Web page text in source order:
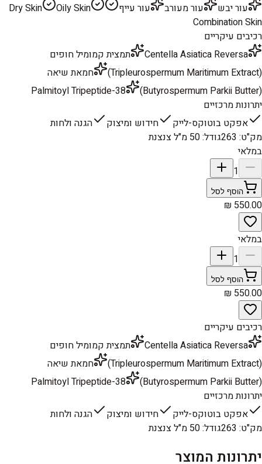
עור יבש
עור מעורב עור עייף Dry Skin
Oily Skin
Combination Skin
רכיבים עיקריים
Centella Asiatica Reversa
תמצית קמומיל חופים
(Tripleurospermum Maritimum Extract)
חמאת שיאה
(Butyrospermum Parkii Butter)
Palmitoyl Tripeptide-38
יתרונות מרכזיים
אפקט בוטוקס-לייק
חידוש ומיצוק
הגנה ולחות
מק"ט:
263גודל:50 מ"ל צנצנת
במלאי
1
הוסף לסל
במלאי
1
הוסף לסל
רכיבים עיקריים
Centella Asiatica Reversa
תמצית קמומיל חופים
(Tripleurospermum Maritimum Extract)
חמאת שיאה
(Butyrospermum Parkii Butter)
Palmitoyl Tripeptide-38
יתרונות מרכזיים
אפקט בוטוקס-לייק
חידוש ומיצוק
הגנה ולחות
מק"ט:
263גודל:50 מ"ל צנצנת
יתרונות המוצר